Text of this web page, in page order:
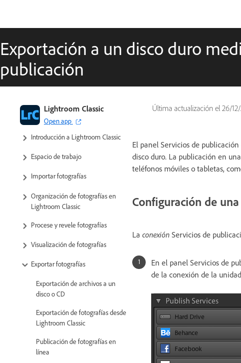
Exportación a un disco duro
publicación
Última actualización el 26/
Lightroom Classic
Open app
Guía del usuario de Lightroom
Classic
Introducción a Lightroom Classic
Espacio de trabajo
Importar fotografías
Organización de fotografías en
Lightroom Classic
Procese y revele fotografías
Visualización de fotografías
Exportar fotografías
Exportación de archivos a un
disco o CD
Exportación de fotografías desde
Lightroom Classic
Publicación de fotografías en
línea
El panel Servicios de
disco duro. La publicación en
teléfonos móviles o tabletas,
Configuración de
La conexión Servicios de
En el panel Servicios de
de la conexión de la